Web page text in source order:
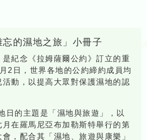
忘的濕地之旅」小冊子
是紀念《拉姆薩爾公約》訂立的重
2日，世界各地的公約締約成員均
動，以提高大眾對保護濕地的認
日的主題是「濕地與旅遊」，以
在羅馬尼亞布加勒斯特舉行的第
，配合其「濕地、旅遊與康樂」